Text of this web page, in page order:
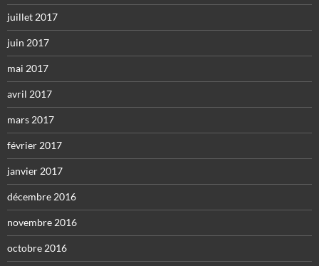
juillet 2017
juin 2017
mai 2017
avril 2017
mars 2017
février 2017
janvier 2017
décembre 2016
novembre 2016
octobre 2016